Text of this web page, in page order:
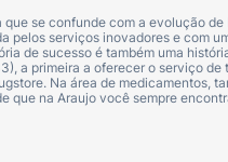
se confunde com a evolução de
pelos serviços inovadores e com
de sucesso é também uma
a primeira a oferecer o serviço de
Na área de medicamentos,
que na Araujo você sempre